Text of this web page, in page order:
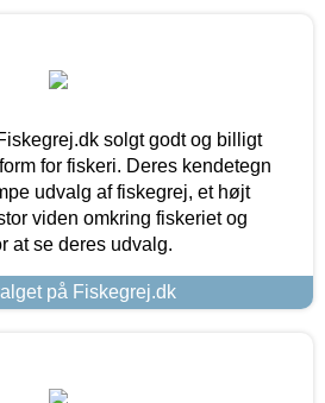
solgt godt og billigt
for fiskeri. Deres kendetegn
udvalg af fiskegrej, et højt
viden omkring fiskeriet og
at se deres udvalg.
på Fiskegrej.dk